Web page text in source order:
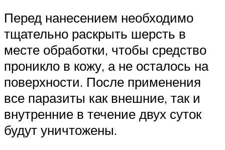
Перед нанесением необходимо
тщательно раскрыть шерсть в
месте обработки, чтобы средство
проникло в кожу, а не осталось на
поверхности. После применения
все паразиты как внешние, так и
внутренние в течение двух суток
будут уничтожены.